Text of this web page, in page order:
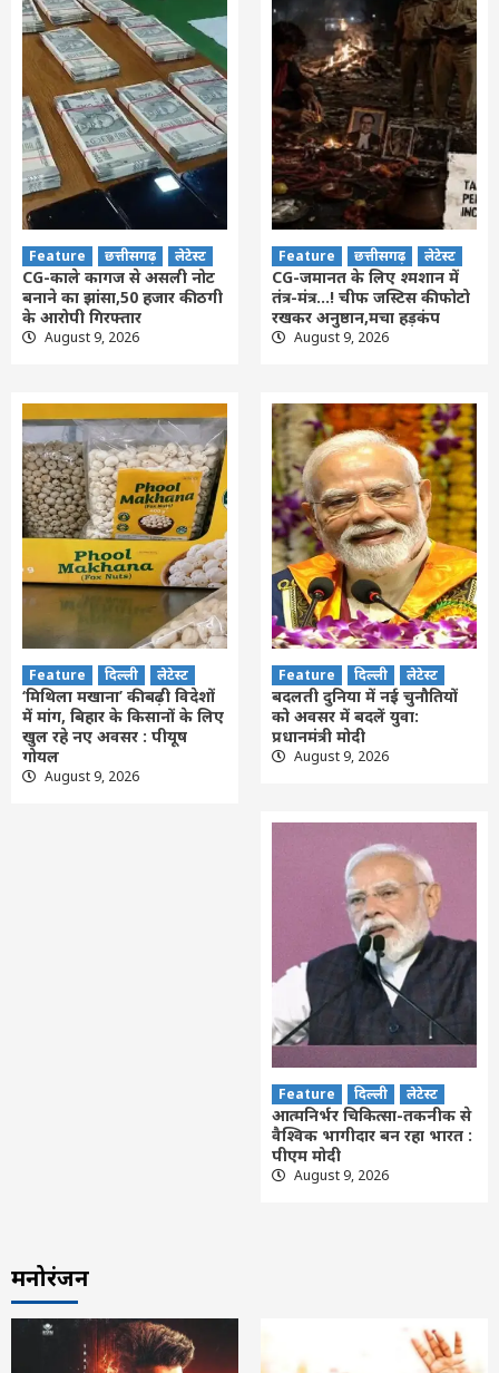
Feature छत्तीसगढ़ लेटेस्ट
CG-काले कागज से असली नोट
बनाने का झांसा,50 हजार की ठगी
के आरोपी गिरफ्तार
August 9, 2026
Feature छत्तीसगढ़ लेटेस्ट
CG-जमानत के लिए श्मशान में
तंत्र-मंत्र…! चीफ जस्टिस की फोटो
रखकर अनुष्ठान,मचा हड़कंप
August 9, 2026
Feature दिल्ली लेटेस्ट
‘मिथिला मखाना’ की बढ़ी विदेशों
में मांग, बिहार के किसानों के लिए
खुल रहे नए अवसर : पीयूष
गोयल
August 9, 2026
Feature दिल्ली लेटेस्ट
बदलती दुनिया में नई चुनौतियों
को अवसर में बदलें युवा:
प्रधानमंत्री मोदी
August 9, 2026
Feature दिल्ली लेटेस्ट
आत्मनिर्भर चिकित्सा-तकनीक से
वैश्विक भागीदार बन रहा भारत :
पीएम मोदी
August 9, 2026
मनोरंजन